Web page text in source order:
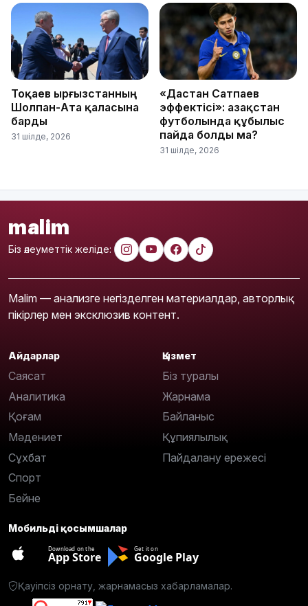
Тоқаев Қырғызстанның
Шолпан-Ата қаласына
барды
31 шілде, 2026
«Дастан Сатпаев
эффектісі»: Қазақстан
футболында құбылыс
пайда болды ма?
31 шілде, 2026
malim
Біз әлеуметтік желіде:
Malim — анализге негізделген материалдар, авторлық
пікірлер мен эксклюзив контент.
Айдарлар
Саясат
Аналитика
Қоғам
Мәдениет
Сұхбат
Спорт
Бейне
Қызмет
Біз туралы
Жарнама
Байланыс
Құпиялылық
Пайдалану ережесі
Мобильді қосымшалар
Download on the
App Store
Get it on
Google Play
Қауіпсіз орнату, жарнамасыз хабарламалар.